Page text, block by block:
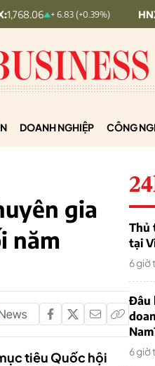
+ 6.83 (+0.39%) HNX30: 455.12
DOANH NGHIỆP CÔNG
gia
năm
tiêu Quốc hội
Thủ
tại
6 giờ
Đâu
6 giờ